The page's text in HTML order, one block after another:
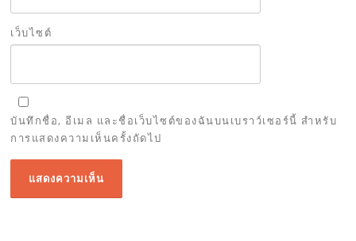
เว็บไซต์
บันทึกชื่อ, อีเมล และชื่อเว็บไซต์ของฉันบนเบราว์เซอร์นี้ สำหรับ
การแสดงความเห็นครั้งถัดไป